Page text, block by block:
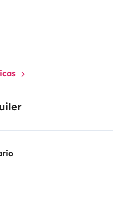
à condition de ramener
pour toutes questions